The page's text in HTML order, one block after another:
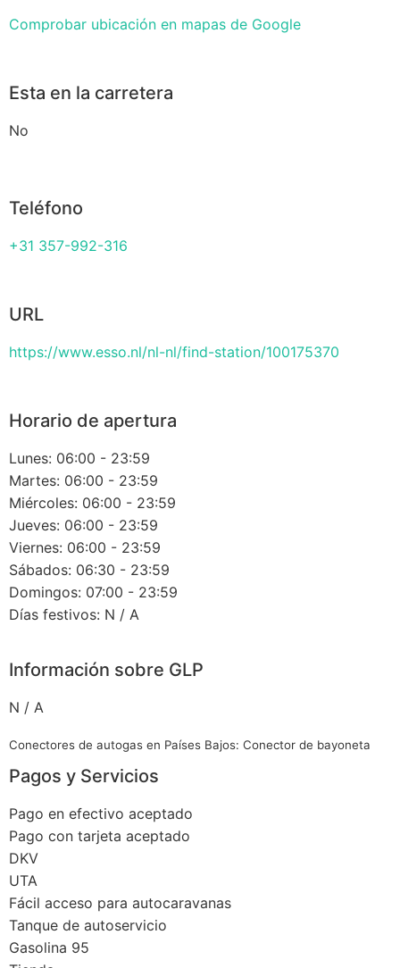
Comprobar ubicación en mapas de Google
Esta en la carretera
No
Teléfono
+31 357-992-316
URL
https://www.esso.nl/nl-nl/find-station/100175370
Horario de apertura
Lunes: 06:00 - 23:59
Martes: 06:00 - 23:59
Miércoles: 06:00 - 23:59
Jueves: 06:00 - 23:59
Viernes: 06:00 - 23:59
Sábados: 06:30 - 23:59
Domingos: 07:00 - 23:59
Días festivos: N / A
Información sobre GLP
N / A
Conectores de autogas en Países Bajos: Conector de bayoneta
Pagos y Servicios
Pago en efectivo aceptado
Pago con tarjeta aceptado
DKV
UTA
Fácil acceso para autocaravanas
Tanque de autoservicio
Gasolina 95